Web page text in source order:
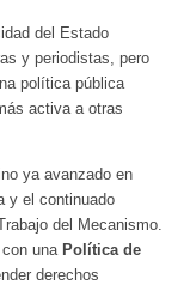
del Estado
y periodistas, pero
política pública
activa a otras
ya avanzado en
y el continuado
del Mecanismo.
una Política de
derechos